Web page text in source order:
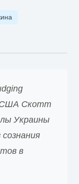
США Скотт
Украины
в